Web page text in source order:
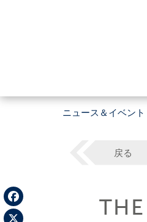
ニュース＆イベント
Facebook
戻る